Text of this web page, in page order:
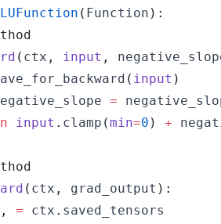
( Function ) :
( ctx , input ,
( input )
=
input . clamp (min=0 ) +
( ctx , grad_output ) :
, = ctx .